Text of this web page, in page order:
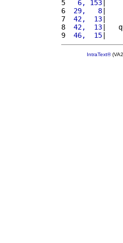
5
  6, 153
|
6
29,   8 |
7
42,  13 |
8
42,  13 |
9
46,  15 |
IntraText®